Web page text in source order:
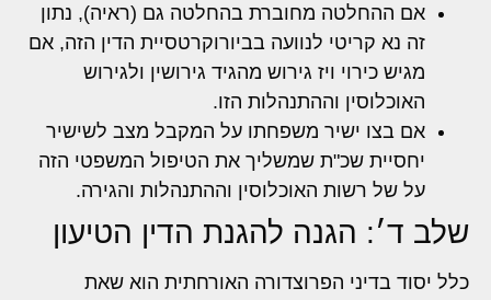
אם ההחלטה מחוברת בהחלטה גם (ראיה), נתון
זה נא קריטי לנוועה בביורוקרטסיית הדין הזה, אם
מגיש כירוי ויז גירוש מהגיד גירושין ולגירוש
האוכלוסין וההתנהלות הזו.
אם בצו ישיר משפחתו על המקבל מצב לשישיר
יחסיית שכ"ת שמשליך את הטיפול המשפטי הזה
על של רשות האוכלוסין וההתנהלות והגירה.
שלב ד׳: הגנה להגנת הדין הטיעון
כלל יסוד בדיני הפרוצדורה האורחתית הוא שאת